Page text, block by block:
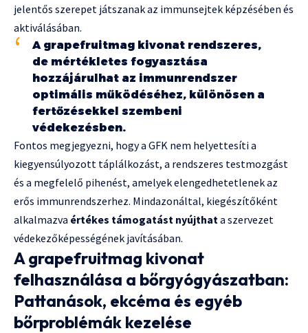
jelentős szerepet játszanak az immunsejtek képzésében és
aktiválásában.
A grapefruitmag kivonat rendszeres,
de mértékletes fogyasztása
hozzájárulhat az immunrendszer
optimális működéséhez, különösen a
fertőzésekkel szembeni
védekezésben.
Fontos megjegyezni, hogy a GFK nem helyettesíti a
kiegyensúlyozott táplálkozást, a rendszeres testmozgást
és a megfelelő pihenést, amelyek elengedhetetlenek az
erős immunrendszerhez. Mindazonáltal, kiegészítőként
alkalmazva értékes támogatást nyújthat a szervezet
védekezőképességének javításában.
A grapefruitmag kivonat
felhasználása a bőrgyógyászatban:
Pattanások, ekcéma és egyéb
bőrproblémák kezelése